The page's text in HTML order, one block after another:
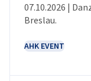
VERANSTALTUNG
07.10.2026 |
Breslau.
AHK EVENT